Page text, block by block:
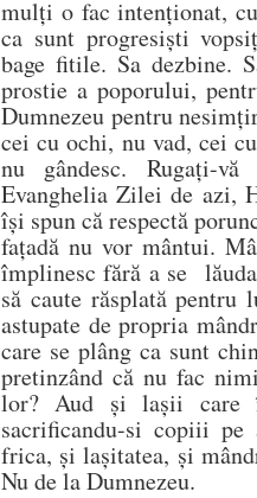
mulți o fac intenționat,
ca sunt progresiști
bage fitile. Sa dezbine.
prostie a poporului,
Dumnezeu pentru
cei cu ochi, nu vad, cei
nu gândesc. Rugați-
Evanghelia Zilei de azi,
își spun că respectă
fațadă nu vor mântui.
împlinesc fără a se
să caute răsplată
astupate de propria
care se plâng ca sunt
pretinzând că nu fac
lor? Aud și lașii care
sacrificandu-si copiii
frica, și lașitatea, și
Nu de la Dumnezeu.